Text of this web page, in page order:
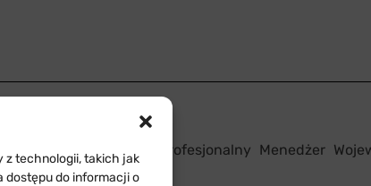
z technologii, takich jak
dostępu do informacji o
edycji konkursu „Profesjonalny Menedżer